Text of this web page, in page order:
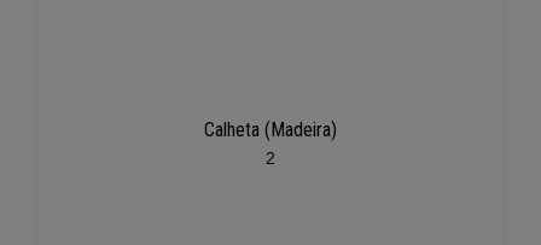
Calheta (Madeira)
2